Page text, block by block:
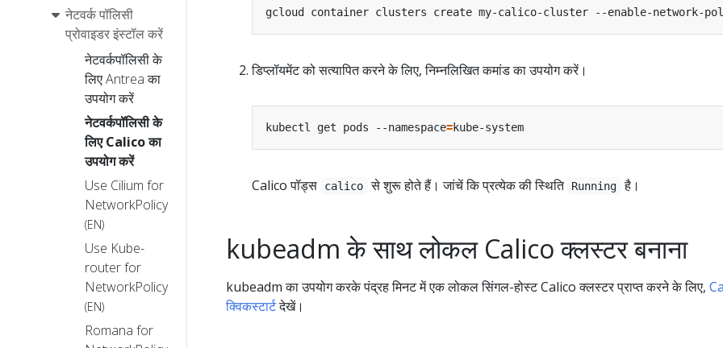
नेटवर्क पॉलिसी
प्रोवाइडर इंस्टॉल करें
नेटवर्कपॉलिसी के
लिए Antrea का
उपयोग करें
नेटवर्कपॉलिसी के
लिए Calico का
उपयोग करें
Use Cilium for
NetworkPolicy
(EN)
Use Kube-
router for
NetworkPolicy
(EN)
Romana for
डिप्लॉयमेंट को सत्यापित करने के लिए, निम्नलिखित कमांड का उपयोग करें।
kubectl get pods --namespace=
Calico पॉड्स calico से शुरू होते हैं। जांचें कि प्रत्येक की स्थिति Running है।
kubeadm के साथ लोकल Calico क्लस्टर बनाना
kubeadm का उपयोग करके पंद्रह मिनट में एक लोकल सिंगल-होस्ट Calico क्लस्टर प्राप्त करने के लिए,
क्विकस्टार्टदेखें।